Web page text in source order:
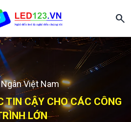
search
trình
hình LED123
TÁC TIN CẬY CHO CÁC
TRÌNH LỚN